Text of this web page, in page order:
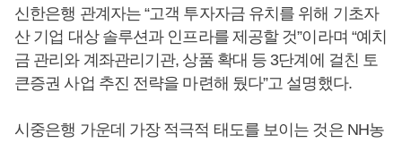
신한은행 관계자는 “고객 투자자금 유치를 위해 기초자
산 기업 대상 솔루션과 인프라를 제공할 것”이라며 “예치
금 관리와 계좌관리기관, 상품 확대 등 3단계에 걸친 토
큰증권 사업 추진 전략을 마련해 뒀다”고 설명했다.
시중은행 가운데 가장 적극적 태도를 보이는 것은 NH농